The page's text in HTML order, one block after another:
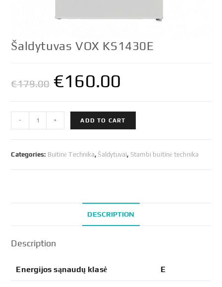
Šaldytuvas VOX KS1430E
€179.00 €160.00
VOX
- + ADD TO CART
Categories: Buitinė Technika, Šaldytuvai, Stambi buitinė technika
DESCRIPTION
Description
Energijos sąnaudų klasė E